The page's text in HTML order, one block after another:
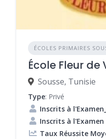
ÉCOLES PRIMAIRES
Sousse, Tunisie
Type: Privé
Inscrits à
Inscrits à l'Examen
Taux Réussite